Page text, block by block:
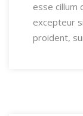
esse cillum
excepteur
proident,